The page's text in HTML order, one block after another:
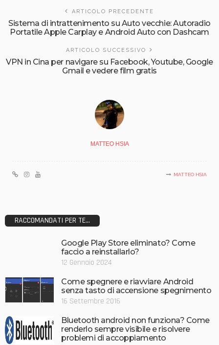
ARTICOLO PRECEDENTE
Sistema di intrattenimento su Auto vecchie: Autoradio
Portatile Apple Carplay e Android Auto con Dashcam
ARTICOLO SUCCESSIVO
VPN in Cina per navigare su Facebook, Youtube, Google
Gmail e vedere film gratis
MATTEO HSIA
MATTEO HSIA
RACCOMANDATI PER TE...
Google Play Store eliminato? Come
faccio a reinstallarlo?
12 Gennaio 2024
Come spegnere e riavviare Android
senza tasto di accensione spegnimento
16 Settembre 2016
Bluetooth android non funziona? Come
renderlo sempre visibile e risolvere
problemi di accoppiamento